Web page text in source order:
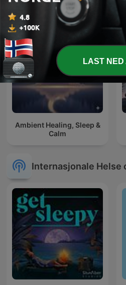
Ambient Healing, Sleep &
Calm
Internasjonale
LAST NED